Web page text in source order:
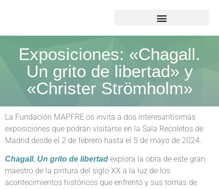
Exposiciones: «Chagall.
Un grito de libertad» y
«Christer Strömholm»
La Fundación MAPFRE os invita a dos interesantísimas
exposiciones que podrán visitarse en la Sala Recoletos de
Madrid desde el 2 de febrero hasta el 5 de mayo de 2024.
Chagall. Un grito de libertad explora la obra de este gran
maestro de la pintura del siglo XX a la luz de los
acontecimientos históricos que enfrentó y sus tomas de